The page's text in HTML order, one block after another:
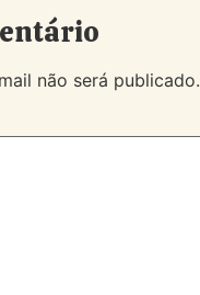
não será publicado.